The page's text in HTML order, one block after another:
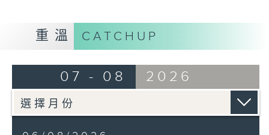
重溫 CATCHUP
07 - 08 2026